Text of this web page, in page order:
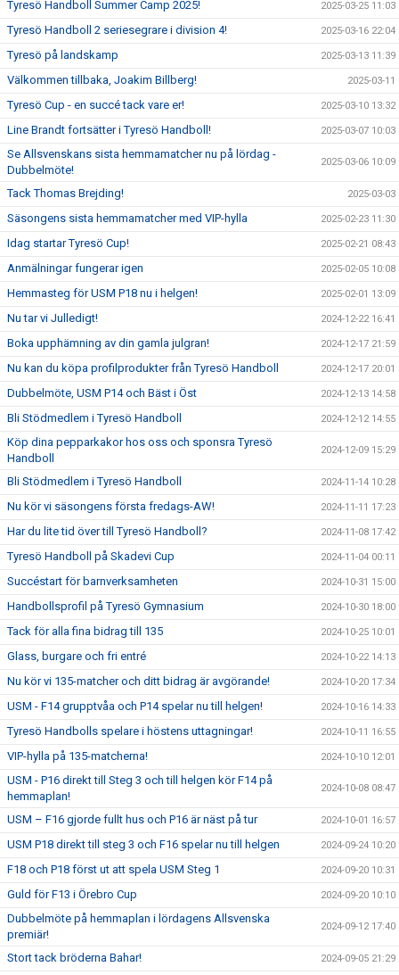
Tyresö Handboll Summer Camp 2025! 2025-03-25 11:03
Tyresö Handboll 2 seriesegrare i division 4! 2025-03-16 22:04
Tyresö på landskamp 2025-03-13 11:39
Välkommen tillbaka, Joakim Billberg! 2025-03-11
Tyresö Cup - en succé tack vare er! 2025-03-10 13:32
Line Brandt fortsätter i Tyresö Handboll! 2025-03-07 10:03
Se Allsvenskans sista hemmamatcher nu på lördag -
Dubbelmöte!
2025-03-06 10:09
Tack Thomas Brejding! 2025-03-03
Säsongens sista hemmamatcher med VIP-hylla 2025-02-23 11:30
Idag startar Tyresö Cup! 2025-02-21 08:43
Anmälningar fungerar igen 2025-02-05 10:08
Hemmasteg för USM P18 nu i helgen! 2025-02-01 13:09
Nu tar vi Julledigt! 2024-12-22 16:41
Boka upphämning av din gamla julgran! 2024-12-17 21:59
Nu kan du köpa profilprodukter från Tyresö Handboll 2024-12-17 20:01
Dubbelmöte, USM P14 och Bäst i Öst 2024-12-13 14:58
Bli Stödmedlem i Tyresö Handboll 2024-12-12 14:55
Köp dina pepparkakor hos oss och sponsra Tyresö
Handboll
2024-12-09 15:29
Bli Stödmedlem i Tyresö Handboll 2024-11-14 10:28
Nu kör vi säsongens första fredags-AW! 2024-11-11 17:23
Har du lite tid över till Tyresö Handboll? 2024-11-08 17:42
Tyresö Handboll på Skadevi Cup 2024-11-04 00:11
Succéstart för barnverksamheten 2024-10-31 15:00
Handbollsprofil på Tyresö Gymnasium 2024-10-30 18:00
Tack för alla fina bidrag till 135 2024-10-25 10:01
Glass, burgare och fri entré 2024-10-22 14:13
Nu kör vi 135-matcher och ditt bidrag är avgörande! 2024-10-20 17:34
USM - F14 grupptvåa och P14 spelar nu till helgen! 2024-10-16 14:33
Tyresö Handbolls spelare i höstens uttagningar! 2024-10-11 16:55
VIP-hylla på 135-matcherna! 2024-10-10 12:01
USM - P16 direkt till Steg 3 och till helgen kör F14 på
hemmaplan!
2024-10-08 08:47
USM – F16 gjorde fullt hus och P16 är näst på tur 2024-10-01 16:57
USM P18 direkt till steg 3 och F16 spelar nu till helgen 2024-09-24 10:20
F18 och P18 först ut att spela USM Steg 1 2024-09-20 10:31
Guld för F13 i Örebro Cup 2024-09-20 10:10
Dubbelmöte på hemmaplan i lördagens Allsvenska
premiär!
2024-09-12 17:40
Stort tack bröderna Bahar! 2024-09-05 21:29